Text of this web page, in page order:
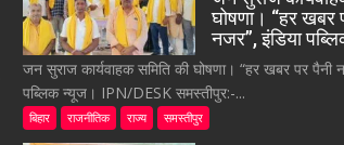
घोषणा। “हर खबर
नजर”, इंडिया
जन सुराज कार्यवाहक समिति की घोषणा। “हर खबर पर पैनी
पब्लिक न्यूज। IPN/DESK समस्तीपुर:-...
बिहार राजनीतिक राज्य समस्तीपुर